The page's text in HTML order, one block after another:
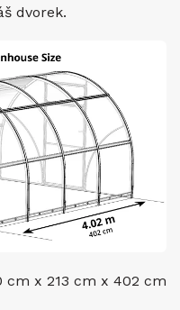
dvorek.
cm x 213 cm x 402 cm